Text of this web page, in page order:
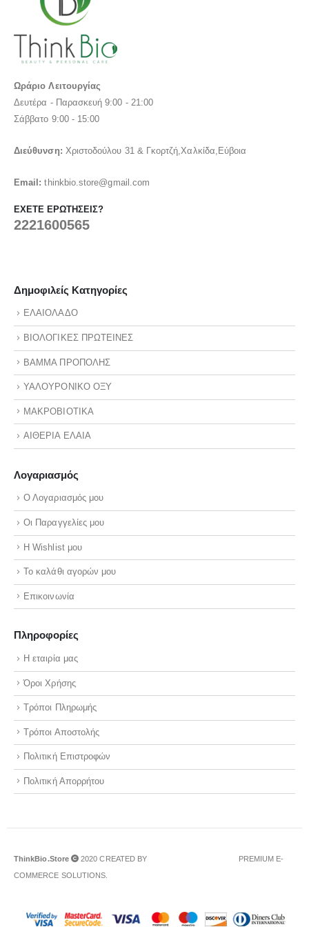
Ωράριο Λειτουργίας
Δευτέρα - Παρασκευή 9:00 - 21:00
Σάββατο 9:00 - 15:00
Διεύθυνση: Χριστοδούλου 31 & Γκορτζή,Χαλκίδα,Εύβοια
Email:thinkbio.store@gmail.com
ΈΧΕΤΕ ΕΡΩΤΉΣΕΙΣ?
2221600565
Δημοφιλείς Κατηγορίες
ΕΛΑΙΟΛΑΔΟ
ΒΙΟΛΟΓΙΚΕΣ ΠΡΩΤΕΙΝΕΣ
ΒΑΜΜΑ ΠΡΟΠΟΛΗΣ
ΥΑΛΟΥΡΟΝΙΚΟ ΟΞΥ
ΜΑΚΡΟΒΙΟΤΙΚΑ
ΑΙΘΕΡΙΑ ΕΛΑΙΑ
Λογαριασμός
Ο Λογαριασμός μου
Οι Παραγγελίες μου
Η Wishlist μου
Το καλάθι αγορών μου
Επικοινωνία
Πληροφορίες
Η εταιρία μας
Όροι Χρήσης
Τρόποι Πληρωμής
Τρόποι Αποστολής
Πολιτική Επιστροφών
Πολιτική Απορρήτου
ThinkBio.Store 2020 CREATED BY
PREMIUM E-
COMMERCE SOLUTIONS.